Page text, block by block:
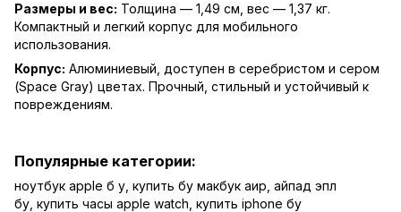
Размеры и вес: Толщина — 1,49 см, вес — 1,37 кг.
Компактный и легкий корпус для мобильного
использования.
Корпус: Алюминиевый, доступен в серебристом и сером
(Space Gray) цветах. Прочный, стильный и устойчивый к
повреждениям.
Популярные категории:
ноутбук apple б у купить бу макбук аир айпад эпл
бу купить часы apple watch купить iphone бу